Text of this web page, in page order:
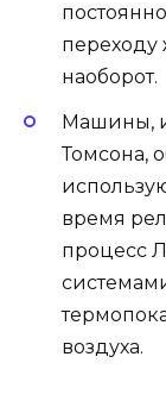
переходу
наоборот.
Машины,
Томсона,
время
процесс
воздуха.